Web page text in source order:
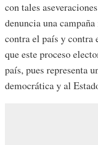
con tales
denuncia una
contra el país y
que este proceso
país, pues representa
democrática y al